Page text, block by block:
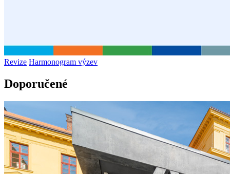
Revize Harmonogram výzev
Doporučené